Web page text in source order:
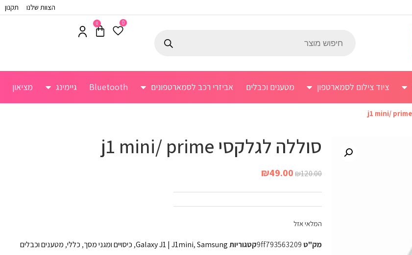
הצוות שלנו תקנון
0
0
ציוד צילום לסמארטפון מטענים וכבלים אביזרי רכב לסמארטפונים Bluetooth גיימינג מציאון
סוללה לגלקסי j1 mini/ prime
₪120.00
₪49.00
המלאי אזל
מק"ט 9ff793563209קטגוריות Galaxy J1 | J1mini,Samsung
, כיסויים ומגני מסך, כללי, מטענים וכבלים